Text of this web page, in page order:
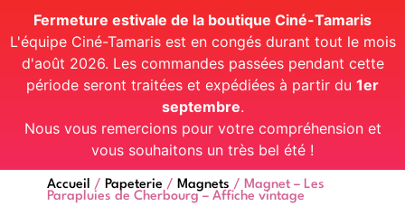
Fermeture estivale de la boutique Ciné-Tamaris
L'équipe Ciné-Tamaris est en congés durant tout le mois
d'août 2026. Les commandes passées pendant cette
période seront traitées et expédiées à partir du 1er
septembre.
Nous vous remercions pour votre compréhension et
vous souhaitons un très bel été !
Accueil / Papeterie / Magnets / Magnet – Les
Parapluies de Cherbourg – Affiche vintage